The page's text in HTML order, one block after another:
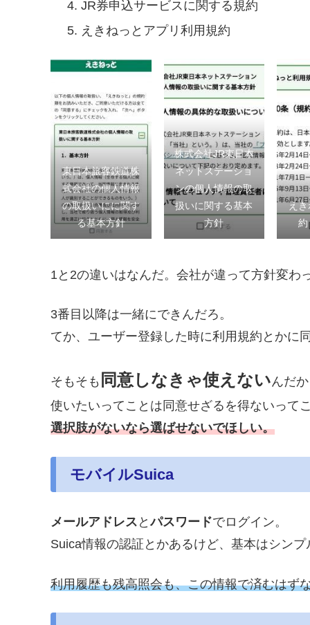
JR券申込サービスに関する規約
えきねっとアプリ利用規約
東日本旅客鉄道株
式会社の個人情報
の取扱いにに関す
る基本方針
株式会社JR東日本
ネットステーショ
ンの個人情報の取
扱いに関する基本
方針
えき
約
1と2の違いはなんだ。会社が違って方針変わ
3番目以降は一緒にできんだろ。
てか、ユーザー登録した時に利用規約とかに
そもそも 同意しなきゃ使えないんだ
使いたいってことは同意せざるを得ないって
選択肢がないなら選ばせないでほしい。
モバイルSuica
メールアドレス とパスワードでログイン。
Suica情報の認証とかあるけど、基本はシンプ
利用履歴も残高照会も、この情報で済むはず